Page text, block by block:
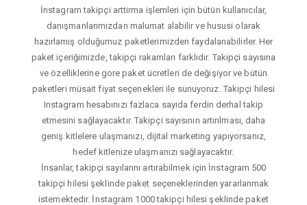
İnstagram takipçi arttirma işlemleri için bütün kullanıcılar,
danışmanlarımızdan malumat alabilir ve hususi olarak
hazırlamış olduğumuz paketlerimizden faydalanabilirler. Her
paket içeriğimizde, takipçi rakamları farklıdır. Takipçi sayısına
ve özelliklerine gore paket ücretleri de değişiyor ve bütün
paketleri müsait fiyat seçenekleri ile sunuyoruz. Takipçi hilesi
Instagram hesabınızı fazlaca sayıda ferdin derhal takip
etmesini sağlayacaktır. Takipçi sayısının artırılması, daha
geniş kitlelere ulaşmanızı, dijital marketing yapıyorsanız,
hedef kitlenize ulaşmanızı sağlayacaktır.
İnsanlar, takipçi sayılarını artırabilmek için İnstagram 500
takipçi hilesi şeklinde paket seçeneklerinden yararlanmak
istemektedir. İnstagram 1000 takipçi hilesi şeklinde paket